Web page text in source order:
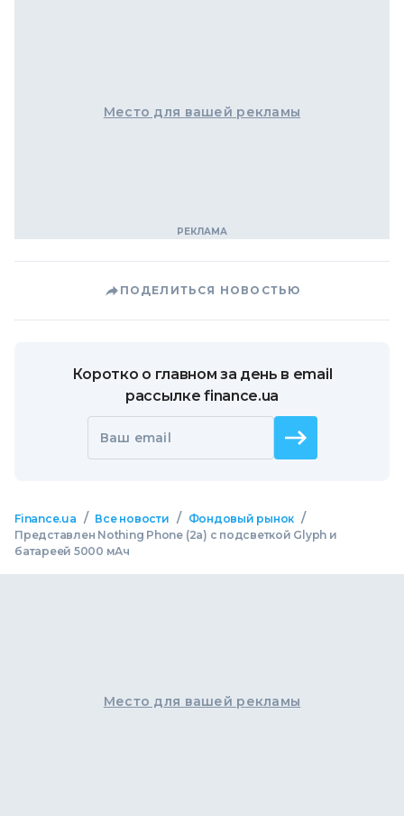
Место для вашей рекламы
ПОДЕЛИТЬСЯ НОВОСТЬЮ
Коротко о главном за день в email
рассылке finance.ua
Ваш email
Finance.ua / Все новости / Фондовый рынок /
Представлен Nothing Phone (2a) с подсветкой Glyph и
батареей 5000 мАч
Место для вашей рекламы